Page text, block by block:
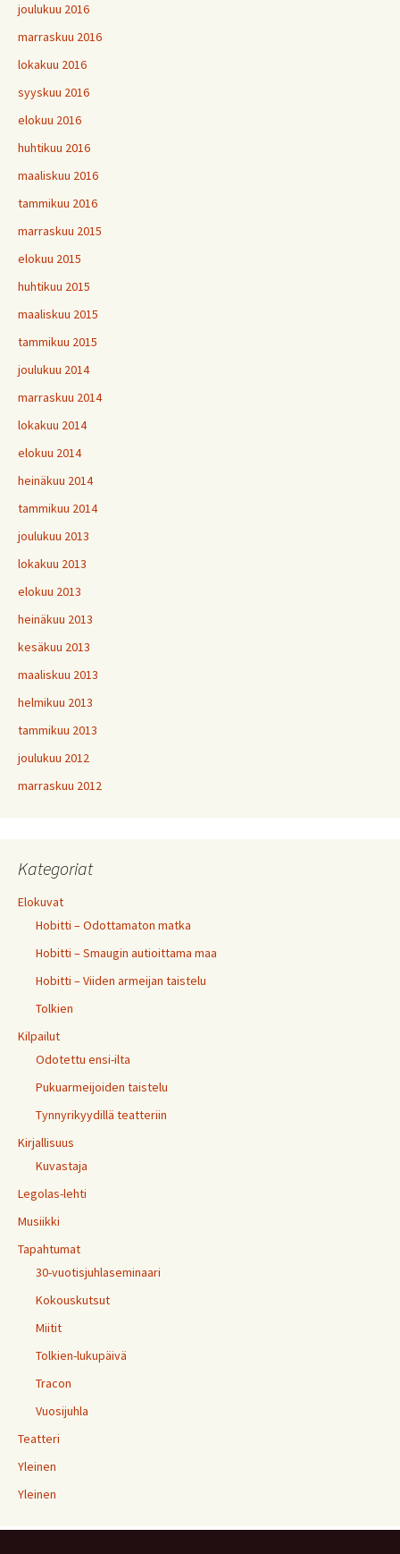
joulukuu 2016
marraskuu 2016
lokakuu 2016
syyskuu 2016
elokuu 2016
huhtikuu 2016
maaliskuu 2016
tammikuu 2016
marraskuu 2015
elokuu 2015
huhtikuu 2015
maaliskuu 2015
tammikuu 2015
joulukuu 2014
marraskuu 2014
lokakuu 2014
elokuu 2014
heinäkuu 2014
tammikuu 2014
joulukuu 2013
lokakuu 2013
elokuu 2013
heinäkuu 2013
kesäkuu 2013
maaliskuu 2013
helmikuu 2013
tammikuu 2013
joulukuu 2012
marraskuu 2012
Kategoriat
Elokuvat
Hobitti – Odottamaton matka
Hobitti – Smaugin autioittama maa
Hobitti – Viiden armeijan taistelu
Tolkien
Kilpailut
Odotettu ensi-ilta
Pukuarmeijoiden taistelu
Tynnyrikyydillä teatteriin
Kirjallisuus
Kuvastaja
Legolas-lehti
Musiikki
Tapahtumat
30-vuotisjuhlaseminaari
Kokouskutsut
Miitit
Tolkien-lukupäivä
Tracon
Vuosijuhla
Teatteri
Yleinen
Yleinen